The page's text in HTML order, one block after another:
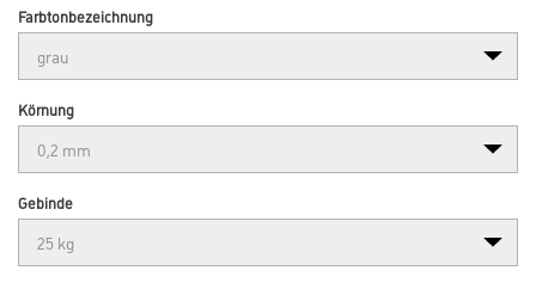
Farbtonbezeichnung
Körnung
Gebinde